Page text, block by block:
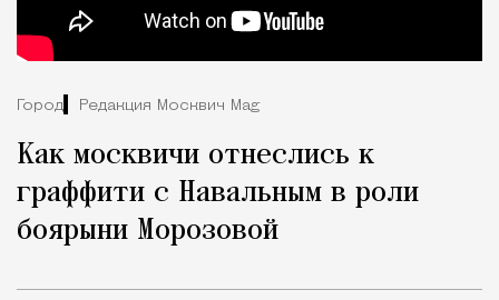
Город Редакция Москвич Mag
Как москвичи отнеслись к
граффити с Навальным в роли
боярыни Морозовой